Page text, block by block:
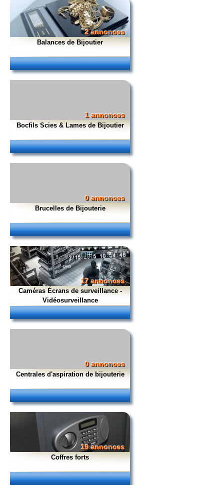
2 annonces
Balances de Bijoutier
1 annonces
Bocfils Scies & Lames de Bijoutier
0 annonces
Brucelles de Bijouterie
17 annonces
Caméras Écrans de surveillance -
Vidéosurveillance
0 annonces
Centrales d'aspiration de bijouterie
19 annonces
Coffres forts